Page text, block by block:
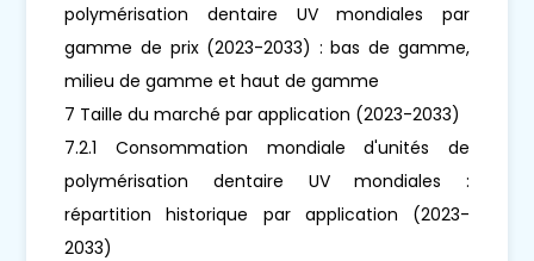
polymérisation dentaire UV mondiales par
gamme de prix (2023-2033) : bas de gamme,
milieu de gamme et haut de gamme
7 Taille du marché par application (2023-2033)
7.2.1 Consommation mondiale d'unités de
polymérisation dentaire UV mondiales :
répartition historique par application (2023-
2033)